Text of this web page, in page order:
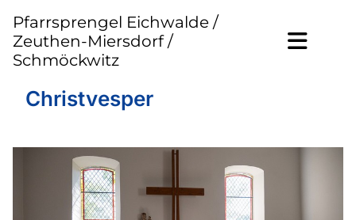
Pfarrsprengel Eichwalde /
Zeuthen-Miersdorf /
Schmöckwitz
Christvesper